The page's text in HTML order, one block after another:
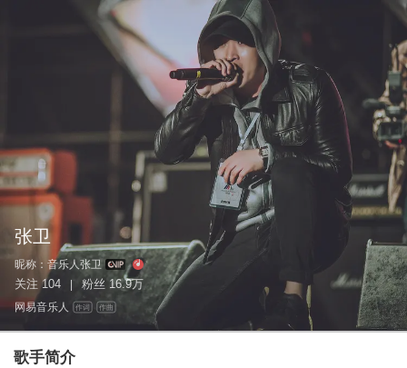
张卫
昵称： 音乐人张卫
关注 104 粉丝 16.9万
网易音乐人 作词 作曲
歌手简介